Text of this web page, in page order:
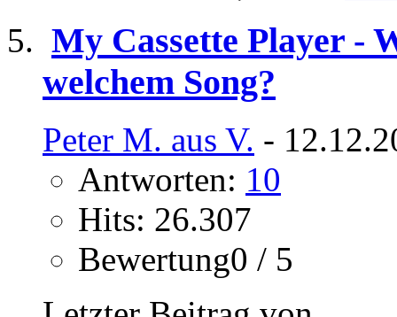
My Cassette Player -
welchem Song?
Peter M. aus V. -
Antworten: 10
Hits: 26.307
Bewertung0 / 5